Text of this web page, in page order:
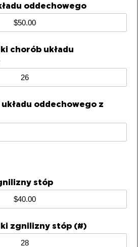
oddechowego
chorób układu
oddechowego z
stóp
zgnilizny stóp (#)